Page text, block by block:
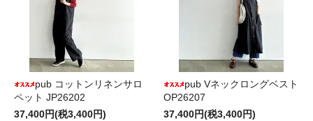
pub コットンリネンサロ
ペット JP26202
37,400円(税3,400円)
pub Vネックロングベスト
OP26207
37,400円(税3,400円)